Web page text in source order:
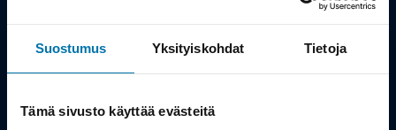
Suostumus Yksityiskohdat Tietoja
Tämä sivusto käyttää evästeitä
Kauppa
Työsuhdepyörä